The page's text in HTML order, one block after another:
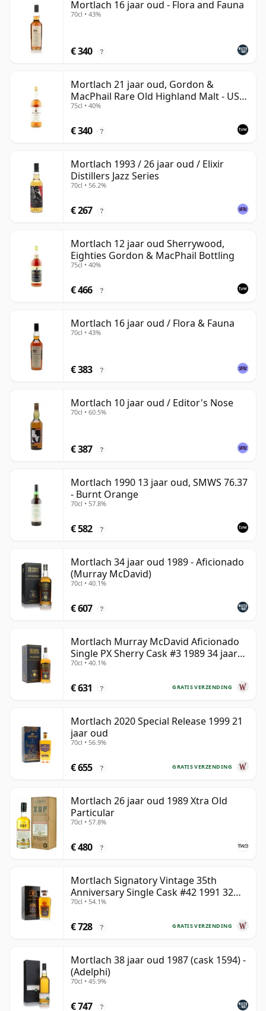
Mortlach 16 jaar oud - Flora and Fauna
70cl • 43%
€ 340 ?
Mortlach 21 jaar oud, Gordon &
MacPhail Rare Old Highland Malt - US
Import
75cl • 40%
€ 340 ?
Mortlach 1993 / 26 jaar oud / Elixir
Distillers Jazz Series
70cl • 56.2%
€ 267 ?
Mortlach 12 jaar oud Sherrywood,
Eighties Gordon & MacPhail Bottling
75cl • 40%
€ 466 ?
Mortlach 16 jaar oud / Flora & Fauna
70cl • 43%
€ 383 ?
Mortlach 10 jaar oud / Editor's Nose
70cl • 60.5%
€ 387 ?
Mortlach 1990 13 jaar oud, SMWS 76.37
- Burnt Orange
70cl • 57.8%
€ 582 ?
Mortlach 34 jaar oud 1989 - Aficionado
(Murray McDavid)
70cl • 40.1%
€ 607 ?
Mortlach Murray McDavid Aficionado
Single PX Sherry Cask #3 1989 34 jaar
oud
70cl • 40.1%
GRATIS VERZENDING
€ 631 ?
Mortlach 2020 Special Release 1999 21
jaar oud
70cl • 56.9%
GRATIS VERZENDING
€ 655 ?
Mortlach 26 jaar oud 1989 Xtra Old
Particular
70cl • 57.8%
€ 480 ?
Mortlach Signatory Vintage 35th
Anniversary Single Cask #42 1991 32
jaar oud
70cl • 54.1%
GRATIS VERZENDING
€ 728 ?
Mortlach 38 jaar oud 1987 (cask 1594) -
(Adelphi)
70cl • 45.9%
€ 747 ?